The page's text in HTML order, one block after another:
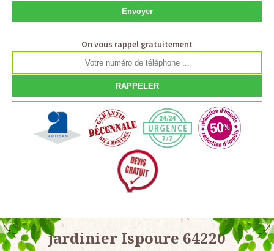
On vous rappel gratuitement
jardinier Ispoure 64220